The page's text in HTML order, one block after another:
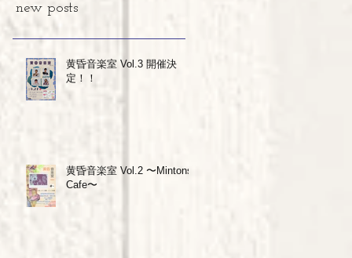
new posts
黄昏音楽室 Vol.3 開催決
定！！
黄昏音楽室 Vol.2 〜Mintons
Cafe〜